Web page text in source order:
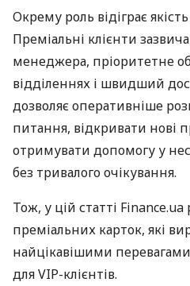
Окрему роль відіграє
Преміальні клієнти
менеджера, пріоритетне
відділеннях і швидший
дозволяє оперативніше
питання, відкривати нові
отримувати допомогу у
без тривалого очікування.
Тож, у цій статті Finance.ua
преміальних карток, які
найцікавішими
для VIP-клієнтів.